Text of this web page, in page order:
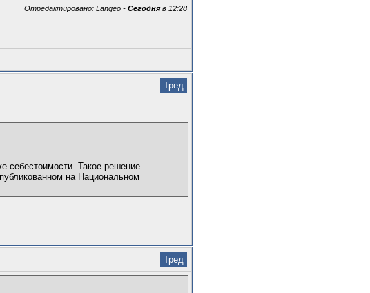
Отредактировано: Langeo - Сегодняв 12:28
Тред
себестоимости. Такое решение
на Национальном
Тред